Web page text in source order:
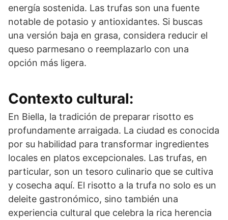
energía sostenida. Las trufas son una fuente
notable de potasio y antioxidantes. Si buscas
una versión baja en grasa, considera reducir el
queso parmesano o reemplazarlo con una
opción más ligera.
Contexto cultural:
En Biella, la tradición de preparar risotto es
profundamente arraigada. La ciudad es conocida
por su habilidad para transformar ingredientes
locales en platos excepcionales. Las trufas, en
particular, son un tesoro culinario que se cultiva
y cosecha aquí. El risotto a la trufa no solo es un
deleite gastronómico, sino también una
experiencia cultural que celebra la rica herencia